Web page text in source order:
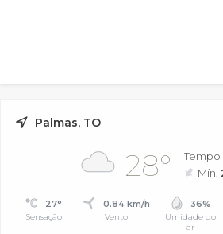
Palmas, TO
28°
Mín.
27°
Sensação
0.84 km/h
Vento
36%
Umidade do
ar